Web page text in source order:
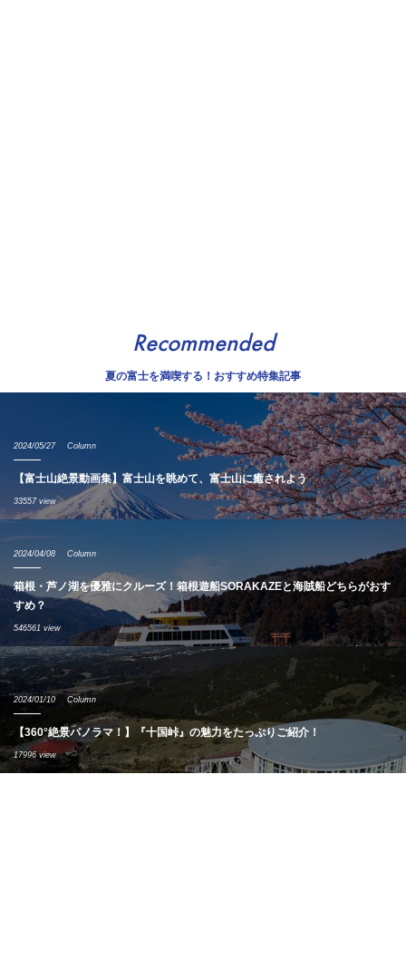
Recommended
夏の富士を満喫する！おすすめ特集記事
2024/05/27 Column
【富士山絶景動画集】富士山を眺めて、富士山に癒されよう
33557 view
2024/04/08 Column
箱根・芦ノ湖を優雅にクルーズ！箱根遊船SORAKAZEと海賊船どちらがおす
すめ？
546561 view
2024/01/10 Column
【360°絶景パノラマ！】『十国峠』の魅力をたっぷりご紹介！
17996 view